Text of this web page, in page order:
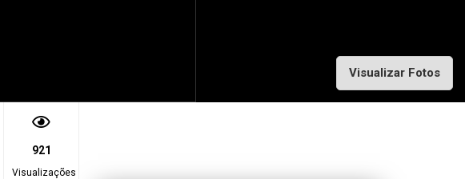
Visualizar Fotos
921
Visualizações